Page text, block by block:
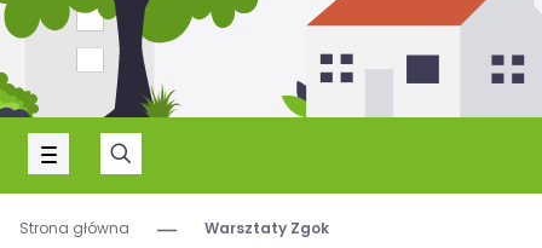
Strona główna Warsztaty Zgok